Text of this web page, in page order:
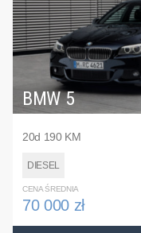
BMW 5
20d 190 KM
DIESEL
CENA ŚREDNIA
70 000 zł